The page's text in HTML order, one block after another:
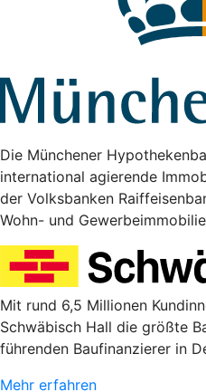
Die Münchener
international agierende
der Volksbanken
Wohn- und
Mit rund 6,5 Millionen
Schwäbisch Hall die größte
führenden Baufinanzierer in
Mehr erfahren